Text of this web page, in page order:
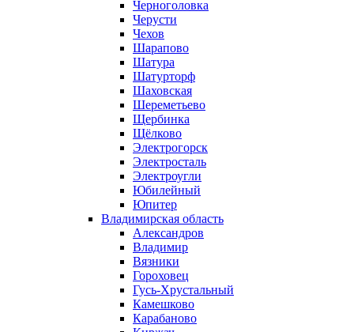
Черноголовка
Черусти
Чехов
Шарапово
Шатура
Шатурторф
Шаховская
Шереметьево
Щербинка
Щёлково
Электрогорск
Электросталь
Электроугли
Юбилейный
Юпитер
Владимирская область
Александров
Владимир
Вязники
Гороховец
Гусь-Хрустальный
Камешково
Карабаново